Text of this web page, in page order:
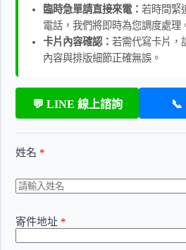
臨時急單請直接來電： 若時間緊
電話，我們將即時為您調度處理
卡片內容確認： 若需代寫卡片，
內容與排版細節正確無誤。
💬 LINE 線上諮詢 📞
姓名 *
寄件地址 *